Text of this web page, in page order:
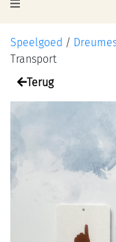
Speelgoed /
Transport
Terug